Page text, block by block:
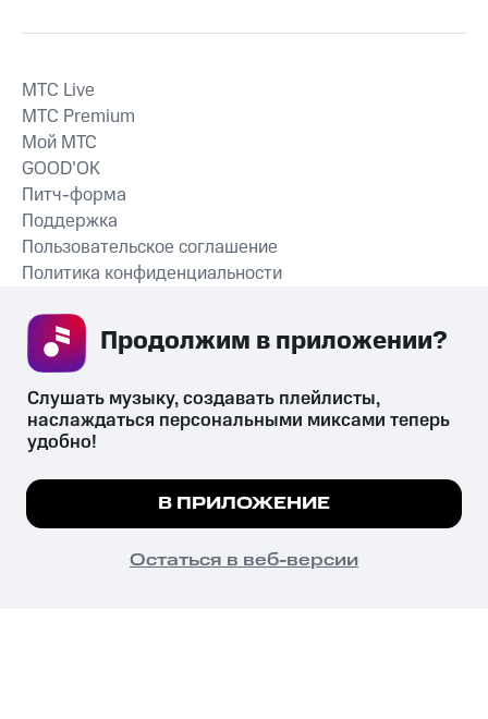
СКАЧАТЬ ПРИЛОЖЕНИЕ
MTС Live
MTС Premium
Мой МТС
GOOD’OK
Питч-форма
Поддержка
Пользовательское соглашение
Политика конфиденциальности
психотропных веществ, их аналогов причиняет вред здоровью,
их незаконный оборот запрещён и влечёт установленную
законодательством ответственность.
© 2026 ООО «КИОН».
Все права защищены
Мы используем куки, чтобы на сайте все
Подробнее
ПОНЯТНО
Слушать музыку, создавать плейлисты,
наслаждаться персональными миксами теперь
удобно!
В ПРИЛОЖЕНИЕ
Остаться в веб-версии